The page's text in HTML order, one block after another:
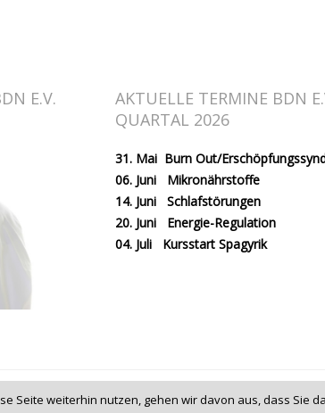
E.V.
AKTUELLE TERMINE BDN
QUARTAL 2026
31. Mai Burn Out/
06. Juni Mikronährstoffe
14. Juni Schlafstörungen
20. Juni Energie-Regulation
04. Juli Kursstart Spagyrik
Seite weiterhin nutzen, gehen wir davon aus, dass Sie